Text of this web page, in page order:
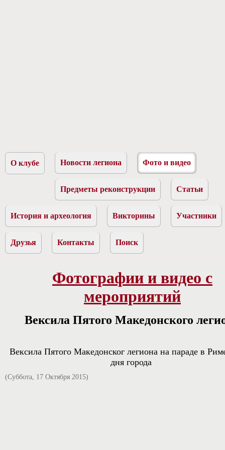
О клубе Новости легиона Фото и видео
Предметы реконструкции Статьи
История и археология Викторины Участники
Друзья Контакты Поиск
Фотографии и видео с
мероприятий
Вексила Пятого Македонского
Вексила Пятого Македонског легиона на параде в
дня города
(Суббота, 17 Октября 2015)